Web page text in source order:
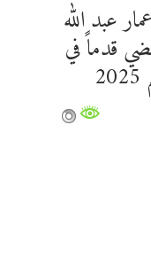
عبد الله
قدماً في